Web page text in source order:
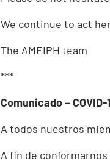
We continue to act
The AMEIPH team
***
Comunicado – COVID-
A todos nuestros
A fin de